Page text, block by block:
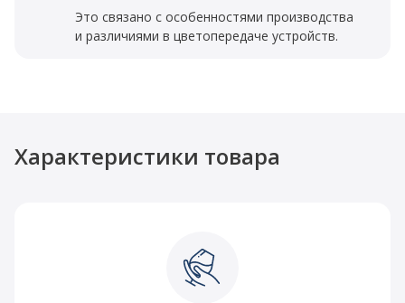
Это связано с особенностями производства
и различиями в цветопередаче устройств.
Характеристики товара